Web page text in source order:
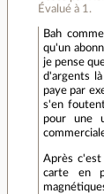
Évalué à 1 .
Bah
qu'un
je pense
d'argents
paye par
s'en
pour une
Après
carte en